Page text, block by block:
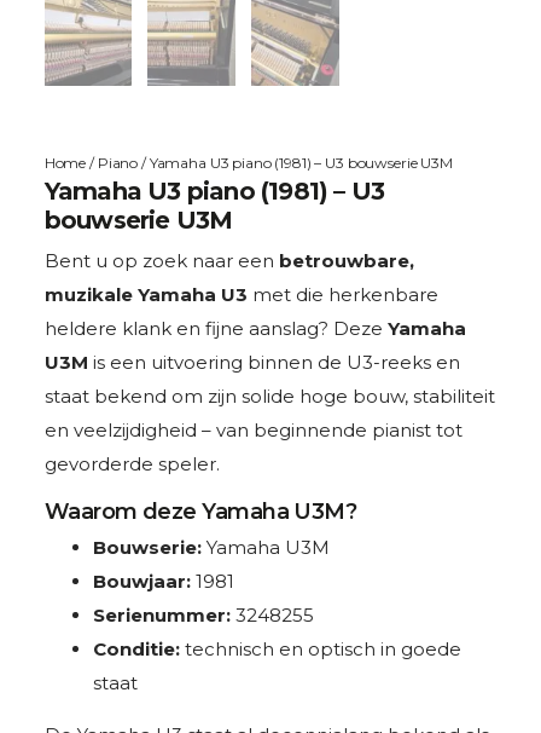
Home / Piano / Yamaha U3 piano (1981) – U3 bouwserie U3M
Yamaha U3 piano (1981) – U3
bouwserie U3M
Bent u op zoek naar een betrouwbare,
muzikale Yamaha U3 met die herkenbare
heldere klank en fijne aanslag? Deze Yamaha
U3M is een uitvoering binnen de U3-reeks en
staat bekend om zijn solide hoge bouw, stabiliteit
en veelzijdigheid – van beginnende pianist tot
gevorderde speler.
Waarom deze Yamaha U3M?
Bouwserie:Yamaha U3M
Bouwjaar:1981
Serienummer:3248255
Conditie:technisch en optisch in goede
staat